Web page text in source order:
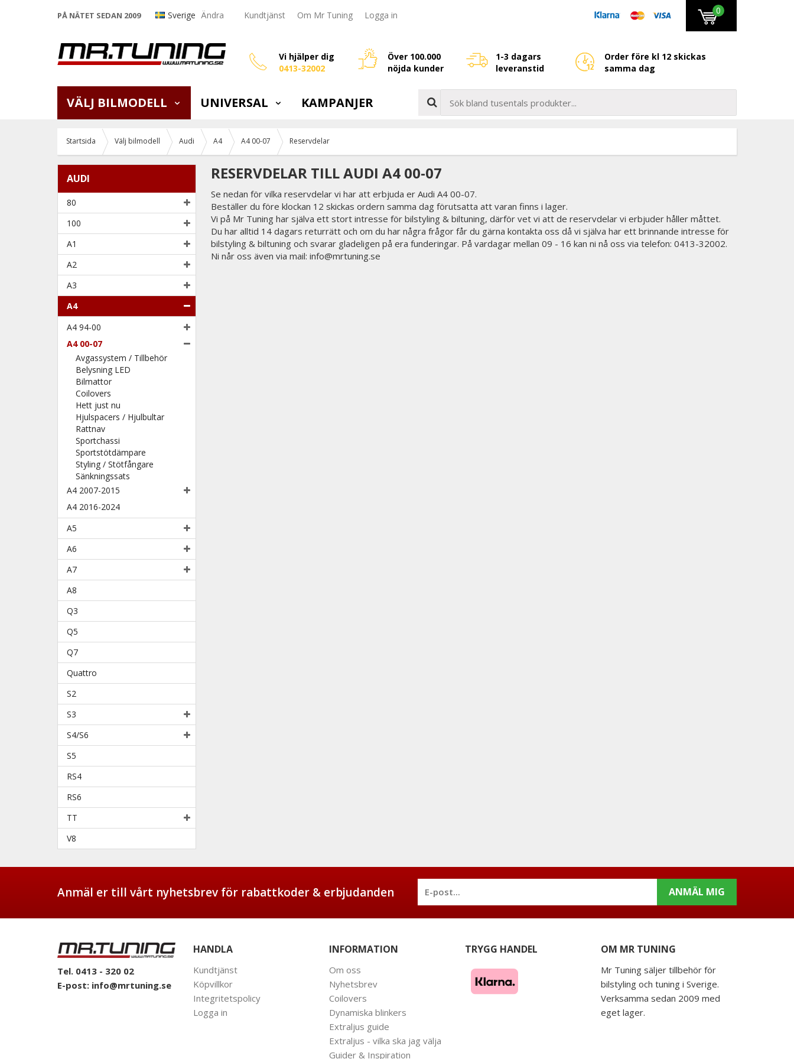
PÅ NÄTET SEDAN 2009 Sverige Ändra Kundtjänst Om Mr Tuning Logga in 0
Vi hjälper dig
0413-32002
Över 100.000
nöjda kunder
1-3 dagars
leveranstid
Order före kl 12 skickas
samma dag
VÄLJ BILMODELL UNIVERSAL KAMPANJER
Startsida Välj bilmodell Audi A4 A4 00-07 Reservdelar
AUDI
80
100
A1
A2
A3
A4
A4 94-00
A4 00-07
Avgassystem / Tillbehör
Belysning LED
Bilmattor
Coilovers
Hett just nu
Hjulspacers / Hjulbultar
Rattnav
Sportchassi
Sportstötdämpare
Styling / Stötfångare
Sänkningssats
A4 2007-2015
A4 2016-2024
A5
A6
A7
A8
Q3
Q5
Q7
Quattro
S2
S3
S4/S6
S5
RS4
RS6
TT
V8
RESERVDELAR TILL AUDI A4 00-07
Se nedan för vilka reservdelar vi har att erbjuda er Audi A4 00-07.
Beställer du före klockan 12 skickas ordern samma dag förutsatta att varan finns i lager.
Vi på Mr Tuning har själva ett stort intresse för bilstyling & biltuning, därför vet vi att de reservdelar vi erbjuder håller måttet.
Du har alltid 14 dagars returrätt och om du har några frågor får du gärna kontakta oss då vi själva har ett brinnande intresse för
bilstyling & biltuning och svarar gladeligen på era funderingar. På vardagar mellan 09 - 16 kan ni nå oss via telefon: 0413-32002.
Ni når oss även via mail: info@mrtuning.se
Anmäl er till vårt nyhetsbrev för rabattkoder & erbjudanden ANMÄL MIG
Tel. 0413 - 320 02
E-post: info@mrtuning.se
HANDLA
Kundtjänst
Köpvillkor
Integritetspolicy
Logga in
INFORMATION
Om oss
Nyhetsbrev
Coilovers
Dynamiska blinkers
Extraljus guide
Extraljus - vilka ska jag välja
Guider & Inspiration
TRYGG HANDEL OM MR TUNING
Mr Tuning säljer tillbehör för
bilstyling och tuning i Sverige.
Verksamma sedan 2009 med
eget lager.